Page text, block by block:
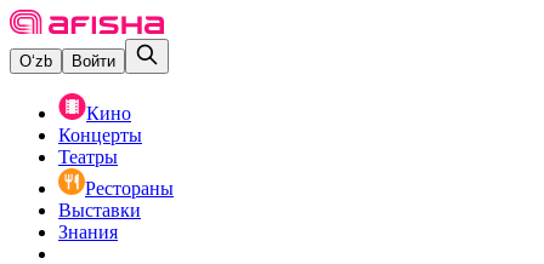
O‘zb Войти
Кино
Концерты
Театры
Рестораны
Выставки
Знания